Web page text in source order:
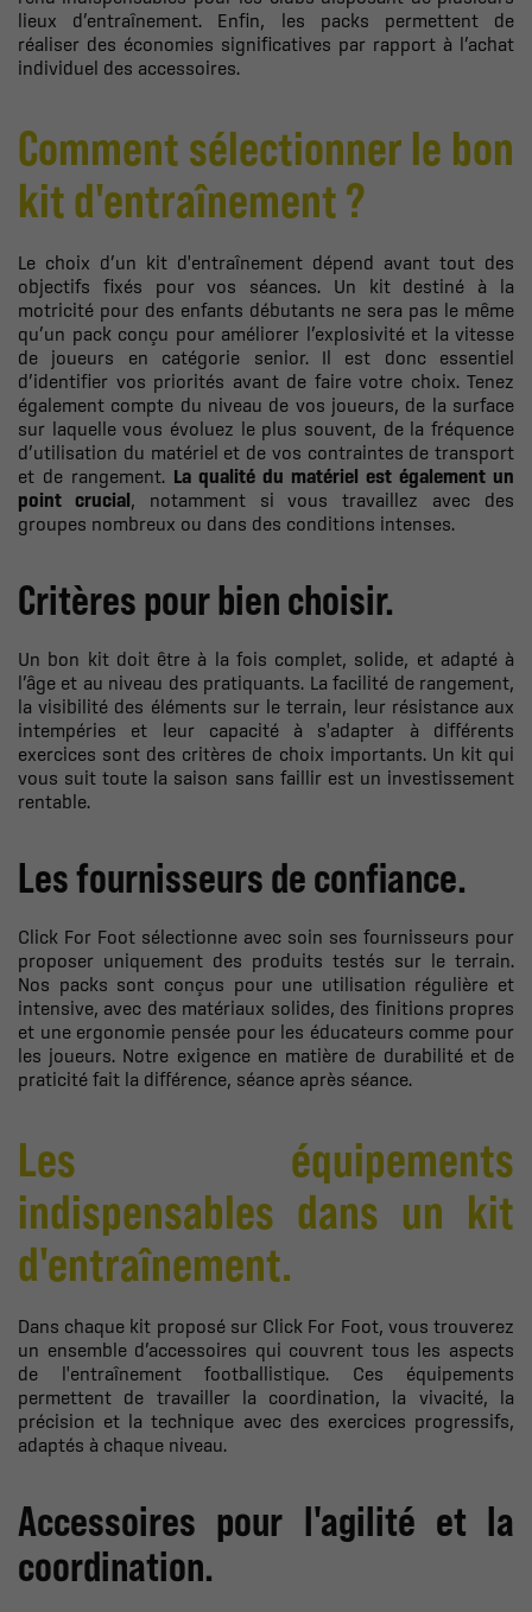
lieux d’entraînement. Enfin, les packs permettent de
réaliser des économies significatives par rapport à l’achat
individuel des accessoires.
Comment sélectionner le bon
kit d'entraînement ?
Le choix d’un kit d'entraînement dépend avant tout des
objectifs fixés pour vos séances. Un kit destiné à la
motricité pour des enfants débutants ne sera pas le même
qu’un pack conçu pour améliorer l’explosivité et la vitesse
de joueurs en catégorie senior. Il est donc essentiel
d’identifier vos priorités avant de faire votre choix. Tenez
également compte du niveau de vos joueurs, de la surface
sur laquelle vous évoluez le plus souvent, de la fréquence
d’utilisation du matériel et de vos contraintes de transport
et de rangement. La qualité du matériel est également un
point crucial, notamment si vous travaillez avec des
groupes nombreux ou dans des conditions intenses.
Critères pour bien choisir.
Un bon kit doit être à la fois complet, solide, et adapté à
l’âge et au niveau des pratiquants. La facilité de rangement,
la visibilité des éléments sur le terrain, leur résistance aux
intempéries et leur capacité à s'adapter à différents
exercices sont des critères de choix importants. Un kit qui
vous suit toute la saison sans faillir est un investissement
rentable.
Les fournisseurs de confiance.
Click For Foot sélectionne avec soin ses fournisseurs pour
proposer uniquement des produits testés sur le terrain.
Nos packs sont conçus pour une utilisation régulière et
intensive, avec des matériaux solides, des finitions propres
et une ergonomie pensée pour les éducateurs comme pour
les joueurs. Notre exigence en matière de durabilité et de
praticité fait la différence, séance après séance.
Les équipements
indispensables dans un kit
d'entraînement.
Dans chaque kit proposé sur Click For Foot, vous trouverez
un ensemble d’accessoires qui couvrent tous les aspects
de l'entraînement footballistique. Ces équipements
permettent de travailler la coordination, la vivacité, la
précision et la technique avec des exercices progressifs,
adaptés à chaque niveau.
Accessoires pour l'agilité et la
coordination.